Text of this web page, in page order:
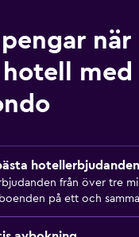
när
med
från över tre
på ett och